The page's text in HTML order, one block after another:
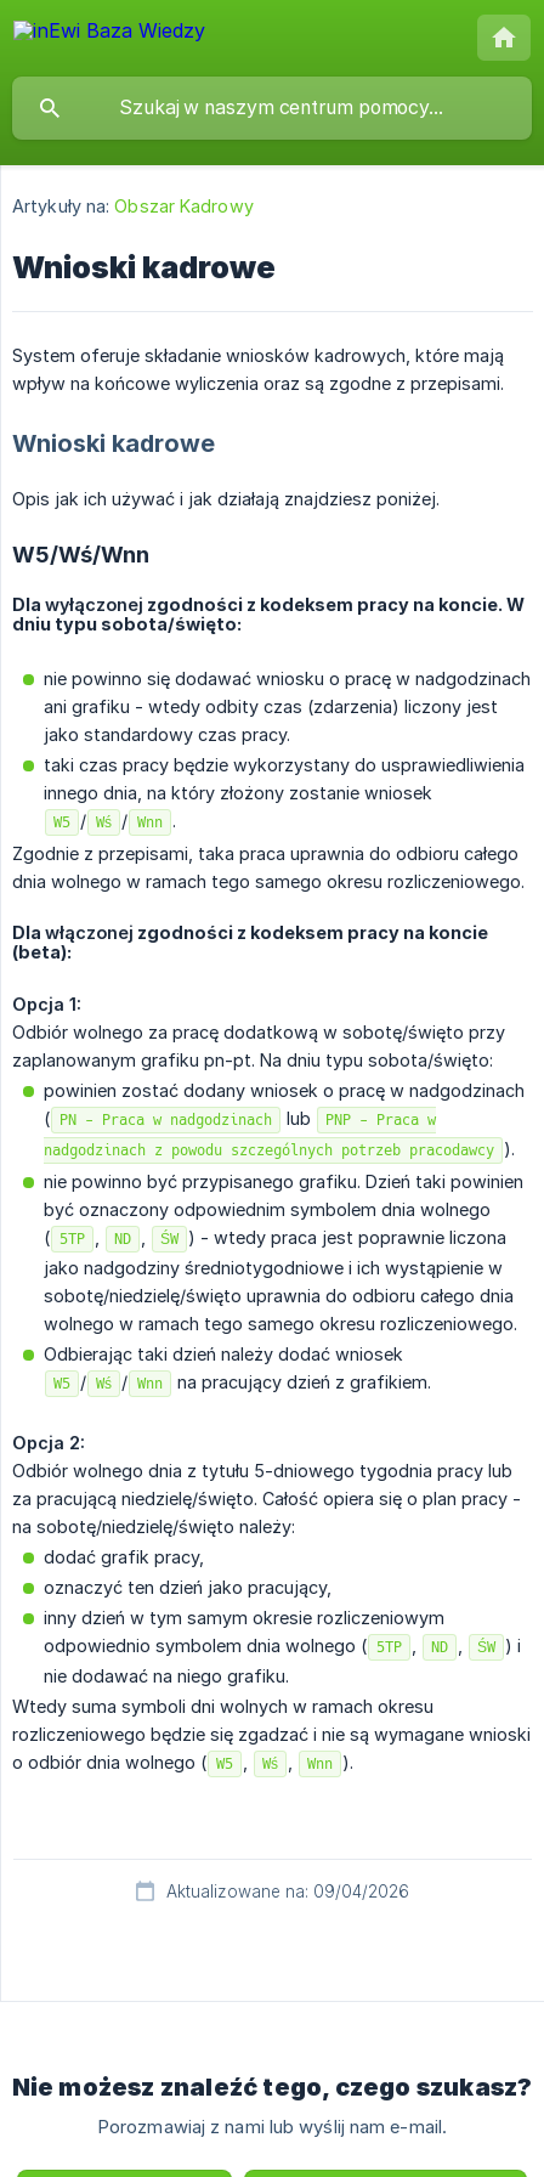
Artykuły na: Obszar Kadrowy
Wnioski kadrowe
System oferuje składanie wniosków kadrowych, które mają
wpływ na końcowe wyliczenia oraz są zgodne z przepisami.
Wnioski kadrowe
Opis jak ich używać i jak działają znajdziesz poniżej.
W5/Wś/Wnn
Dla wyłączonej zgodności z kodeksem pracy na koncie. W
dniu typu sobota/święto:
nie powinno się dodawać wniosku o pracę w nadgodzinach
ani grafiku - wtedy odbity czas (zdarzenia) liczony jest
jako standardowy czas pracy.
taki czas pracy będzie wykorzystany do usprawiedliwienia
innego dnia, na który złożony zostanie wniosek
W5 / Wś / Wnn .
Zgodnie z przepisami, taka praca uprawnia do odbioru całego
dnia wolnego w ramach tego samego okresu rozliczeniowego.
Dla włączonej zgodności z kodeksem pracy na koncie
(beta):
Opcja 1:
Odbiór wolnego za pracę dodatkową w sobotę/święto przy
zaplanowanym grafiku pn-pt. Na dniu typu sobota/święto:
powinien zostać dodany wniosek o pracę w nadgodzinach
( PN - Praca w nadgodzinach lub
PNP - Praca w
nadgodzinach z powodu szczególnych potrzeb pracodawcy ).
nie powinno być przypisanego grafiku. Dzień taki powinien
być oznaczony odpowiednim symbolem dnia wolnego
( 5TP ND ŚW ) - wtedy praca jest poprawnie liczona
jako nadgodziny średniotygodniowe i ich wystąpienie w
sobotę/niedzielę/święto uprawnia do odbioru całego dnia
wolnego w ramach tego samego okresu rozliczeniowego.
Odbierając taki dzień należy dodać wniosek
W5 / Wś / Wnn na pracujący dzień z grafikiem.
Opcja 2:
Odbiór wolnego dnia z tytułu 5-dniowego tygodnia pracy lub
za pracującą niedzielę/święto. Całość opiera się o plan pracy -
na sobotę/niedzielę/święto należy:
dodać grafik pracy,
oznaczyć ten dzień jako pracujący,
inny dzień w tym samym okresie rozliczeniowym
odpowiednio symbolem dnia wolnego ( 5TP ND ŚW ) i
nie dodawać na niego grafiku.
Wtedy suma symboli dni wolnych w ramach okresu
rozliczeniowego będzie się zgadzać i nie są wymagane wnioski
o odbiór dnia wolnego ( W5 Wś Wnn ).
Aktualizowane na: 09/04/2026
Nie możesz znaleźć tego, czego szukasz?
Porozmawiaj z nami lub wyślij nam e-mail.